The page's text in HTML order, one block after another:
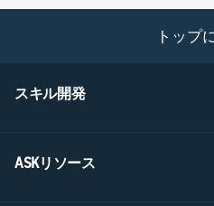
トップ
スキル開発
ASKリソース